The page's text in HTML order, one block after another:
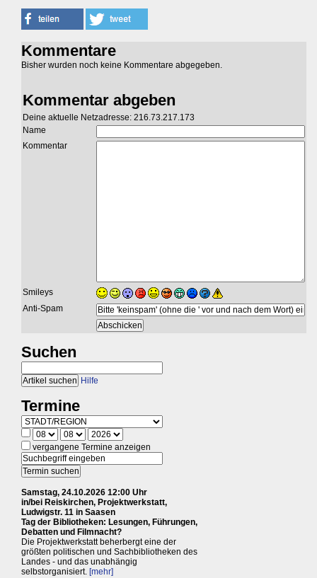
Kommentare
Bisher wurden noch keine Kommentare abgegeben.
Kommentar abgeben
Deine aktuelle Netzadresse: 216.73.217.173
Name
Kommentar
Smileys
Anti-Spam
Suchen
Hilfe
Termine
vergangene Termine anzeigen
Samstag, 24.10.2026 12:00 Uhr
in/bei Reiskirchen, Projektwerkstatt,
Ludwigstr. 11 in Saasen
Tag der Bibliotheken: Lesungen, Führungen,
Debatten und Filmnacht?
Die Projektwerkstatt beherbergt eine der
größten politischen und Sachbibliotheken des
Landes - und das unabhängig
selbstorganisiert. [mehr]